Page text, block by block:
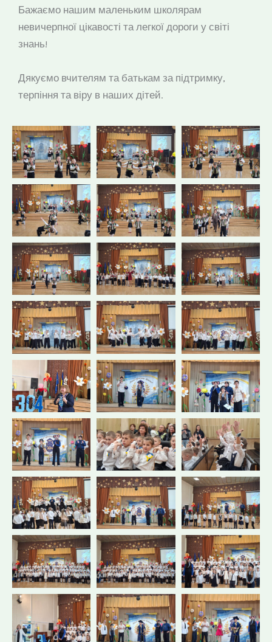
Бажаємо нашим маленьким школярам
невичерпної цікавості та легкої дороги у світі
знань!
Дякуємо вчителям та батькам за підтримку,
терпіння та віру в наших дітей.